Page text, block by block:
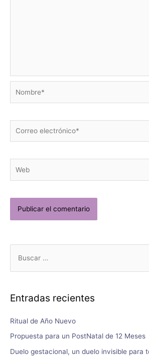
Entradas recientes
Ritual de Año Nuevo
Propuesta para un PostNatal de 12 Meses
Duelo gestacional, un duelo invisible para